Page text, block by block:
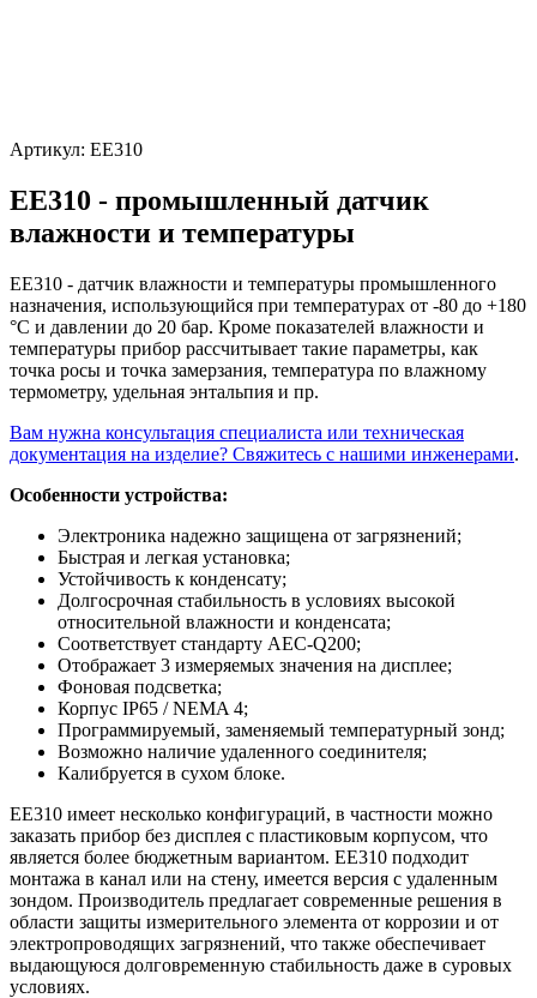
Артикул: EE310
EE310 - промышленный датчик
влажности и температуры
EE310 - датчик влажности и температуры промышленного
назначения, использующийся при температурах от -80 до +180
°C и давлении до 20 бар. Кроме показателей влажности и
температуры прибор рассчитывает такие параметры, как
точка росы и точка замерзания, температура по влажному
термометру, удельная энтальпия и пр.
Вам нужна консультация специалиста или техническая
документация на изделие? Свяжитесь с нашими инженерами.
Особенности устройства:
Электроника надежно защищена от загрязнений;
Быстрая и легкая установка;
Устойчивость к конденсату;
Долгосрочная стабильность в условиях высокой
относительной влажности и конденсата;
Соответствует стандарту AEC-Q200;
Отображает 3 измеряемых значения на дисплее;
Фоновая подсветка;
Корпус IP65 / NEMA 4;
Программируемый, заменяемый температурный зонд;
Возможно наличие удаленного соединителя;
Калибруется в сухом блоке.
EE310 имеет несколько конфигураций, в частности можно
заказать прибор без дисплея с пластиковым корпусом, что
является более бюджетным вариантом. EE310 подходит
монтажа в канал или на стену, имеется версия с удаленным
зондом. Производитель предлагает современные решения в
области защиты измерительного элемента от коррозии и от
электропроводящих загрязнений, что также обеспечивает
выдающуюся долговременную стабильность даже в суровых
условиях.